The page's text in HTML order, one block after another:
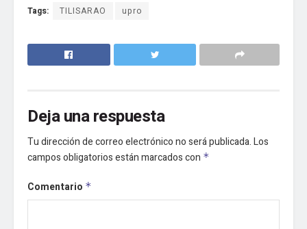
Tags: TILISARAO upro
Deja una respuesta
Tu dirección de correo electrónico no será publicada.Los
campos obligatorios están marcados con *
Comentario *